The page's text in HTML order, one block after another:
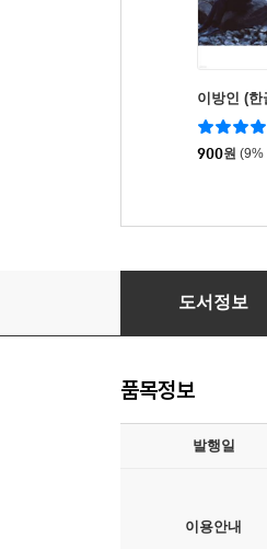
이방인 (한
900원 (9%
썰의 흑역사
도서정보
품목정보
발행일
이용안내